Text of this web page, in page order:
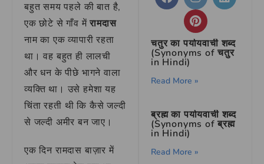
बहुत समय पहले की बात है,
एक छोटे से गाँव मेंरामदास
नाम का एक व्यापारी रहता
था। वह बहुत ही लालची
और धन के पीछे भागने वाला
व्यक्ति था। उसे हमेशा यह
चिंता रहती थी कि कैसे जल्दी
से जल्दी अमीर बन जाए।
एक दिन रामदास बाज़ार में
चतुर का पर्यायवाची शब्द
(Synonyms of चतुर
in Hindi)
Read More »
ब्रह्म का पर्यायवाची शब्द
(Synonyms of ब्रह्म
in Hindi)
Read More »